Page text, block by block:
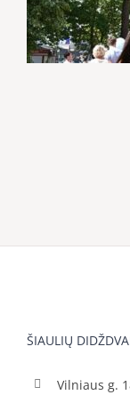
ŠIAULIŲ
Vilniaus g.